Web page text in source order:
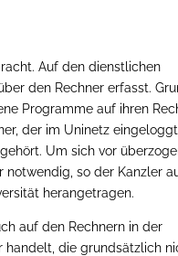
Auf den dienstlichen
den Rechner erfasst.
Programme auf ihren
der im Uninetz
Um sich vor
notwendig, so der Kanzler
herangetragen.
auf den Rechnern in der
handelt, die grundsätzlich